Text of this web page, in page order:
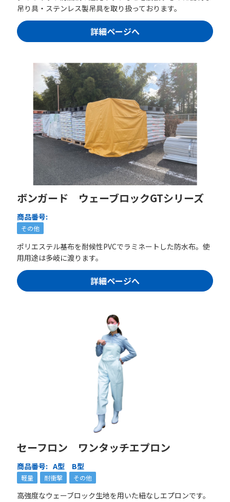
吊り具・ステンレス製吊具を取り扱っております。
詳細ページへ
ボンガード ウェーブロックGTシリーズ
商品番号:
その他
ポリエステル基布を耐候性PVCでラミネートした防水布。使
用用途は多岐に渡ります。
詳細ページへ
セーフロン ワンタッチエプロン
商品番号: A型 B型
軽量 耐衝撃 その他
高強度なウェーブロック生地を用いた紐なしエプロンです。